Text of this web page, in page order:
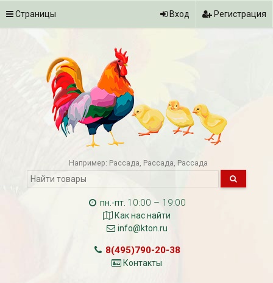
Страницы Вход Регистрация
Например: Рассада Рассада Рассада
пн.-пт. 10:00 – 19:00
Как нас найти
info@kton.ru
8(495)790-20-38
Контакты